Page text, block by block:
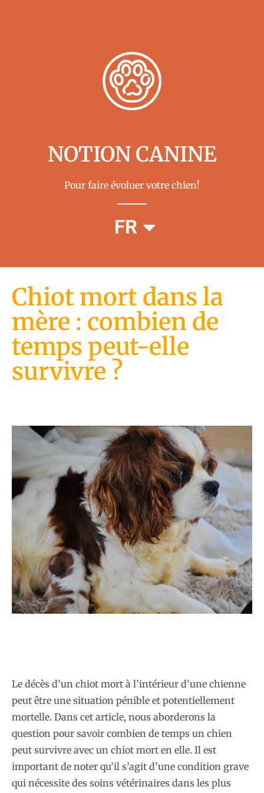
NOTION CANINE
Pour faire évoluer votre chien!
FR
EN
Chiot mort dans la
mère : combien de
temps peut-elle
survivre ?
Le décès d’un chiot mort à l’intérieur d’une chienne
peut être une situation pénible et potentiellement
mortelle. Dans cet article, nous aborderons la
question pour savoir combien de temps un chien
peut survivre avec un chiot mort en elle. Il est
important de noter qu’il s’agit d’une condition grave
qui nécessite des soins vétérinaires dans les plus